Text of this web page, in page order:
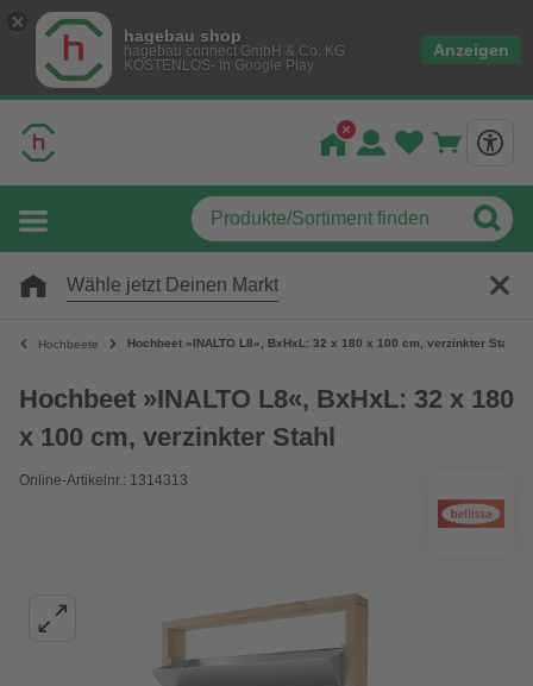
hagebau shop
hagebau connect GmbH & Co. KG
KOSTENLOS- In Google Play
Anzeigen
Wähle jetzt Deinen Markt
Hochbeete Hochbeet »INALTO L8«, BxHxL: 32 x 180 x 100 cm, verzinkter Stahl
Hochbeet »INALTO L8«, BxHxL: 32 x 180
x 100 cm, verzinkter Stahl
Online-Artikelnr.: 1314313